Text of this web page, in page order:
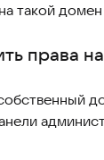
такой
права